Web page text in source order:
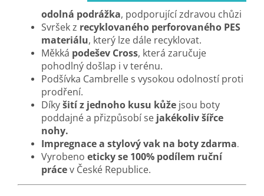
odolná podrážka, podporující zdravou chůzi
Svršek z recyklovaného perforovaného PES
materiálu, který lze dále recyklovat.
Měkká podešev Cross, která zaručuje
pohodlný došlap i v terénu.
Podšívka Cambrelle s vysokou odolností proti
prodření.
Díkyšití z jednoho kusu kůže jsou boty
poddajné a přizpůsobí se jakékoliv šířce
nohy.
Impregnace a stylový vak na boty zdarma.
Vyrobeno eticky se 100% podílem ruční
prácev České Republice.